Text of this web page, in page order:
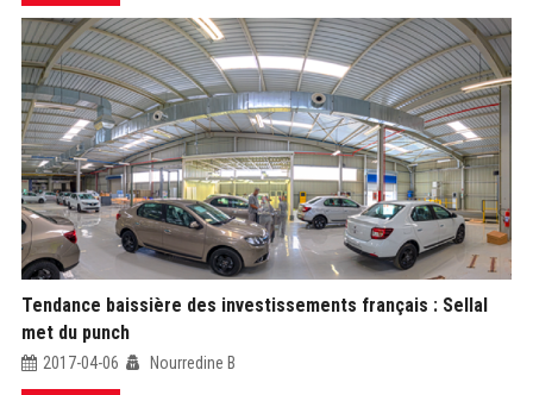
Tendance baissière des investissements français : Sellal
met du punch
2017-04-06 Nourredine B